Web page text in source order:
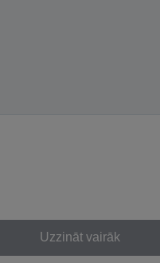
Uzzināt vairāk